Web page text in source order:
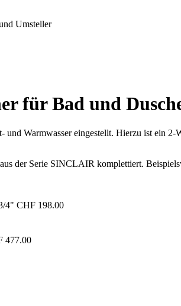
für Bad und
Warmwasser eingestellt. Hierzu ist ein
der Serie SINCLAIR komplettiert.
4" CHF 198.00
477.00